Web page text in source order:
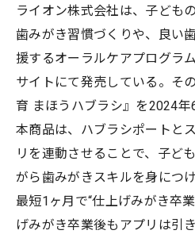
ライオン株式会社は、子ども
歯みがき習慣づくりや、良い
援するオーラルケアプログラ
サイトにて発売している。そ
育 まほうハブラシ』を2024年
本商品は、ハブラシポートと
リを連動させることで、子ど
がら歯みがきスキルを身につ
最短1ヶ月で“仕上げみがき卒
げみがき卒業後もアプリは引